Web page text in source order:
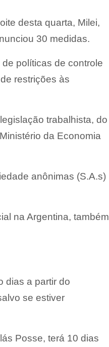
desta quarta, Milei,
30 medidas.
políticas de controle
restrições às
trabalhista, do
da Economia
anônimas (S.A.s)
na Argentina, também
dias a partir do
se estiver
Posse, terá 10 dias